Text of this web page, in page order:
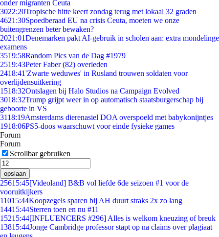
onder migranten Ceuta
3022:20Tropische hitte keert zondag terug met lokaal 32 graden
4621:30Spoedberaad EU na crisis Ceuta, moeten we onze
buitengrenzen beter bewaken?
2021:01Denemarken pakt AI-gebruik in scholen aan: extra mondelinge
examens
3519:58Random Pics van de Dag #1979
2519:43Peter Faber (82) overleden
2418:41'Zwarte weduwes' in Rusland trouwen soldaten voor
overlijdensuitkering
1518:32Ontslagen bij Halo Studios na Campaign Evolved
3018:32Trump grijpt weer in op automatisch staatsburgerschap bij
geboorte in VS
3118:19Amsterdams dierenasiel DOA overspoeld met babykonijntjes
1918:06PS5-doos waarschuwt voor einde fysieke games
Forum
Forum
Scrollbar gebruiken
opslaan
25615:45[Videoland] B&B vol liefde 6de seizoen #1 voor de
vooruitkijkers
11015:44Koopzegels sparen bij AH duurt straks 2x zo lang
14415:44Sterren toen en nu #11
15215:44[INFLUENCERS #296] Alles is welkom kneuzing of breuk
13815:44Jonge Cambridge professor stapt op na claims over plagiaat